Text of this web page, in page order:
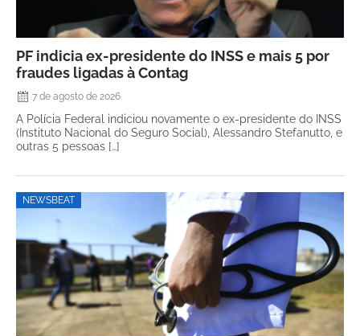
PF indicia ex-presidente do INSS e mais 5 por
fraudes ligadas à Contag
7 de agosto de 2026
A Polícia Federal indiciou novamente o ex-presidente do INSS
(Instituto Nacional do Seguro Social), Alessandro Stefanutto, e
outras 5 pessoas […]
NEWSBEAT